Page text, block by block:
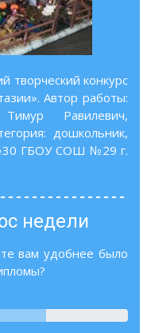
творческий конкурс
Автор работы:
Тимур Равилевич,
дошкольник,
ГБОУ СОШ №29 г.
недели
вам удобнее было